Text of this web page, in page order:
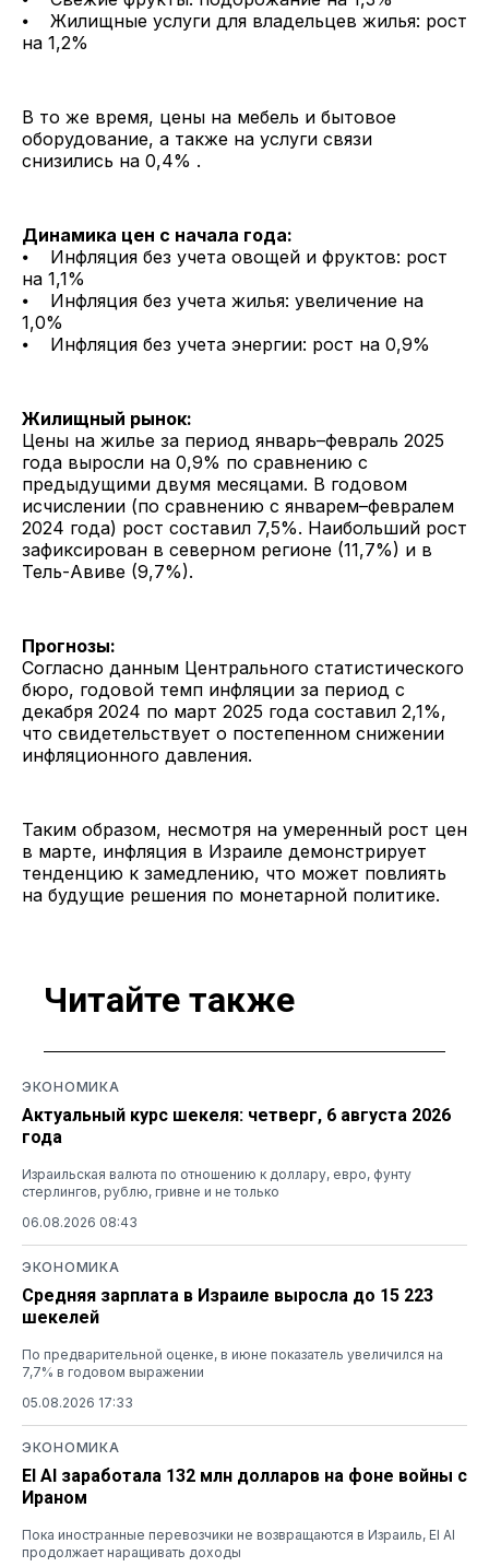
⦁ Жилищные услуги для владельцев жилья: рост
на 1,2%​
В то же время, цены на мебель и бытовое
оборудование, а также на услуги связи
снизились на 0,4% .​
Динамика цен с начала года:
⦁ Инфляция без учета овощей и фруктов: рост
на 1,1%
⦁ Инфляция без учета жилья: увеличение на
1,0%
⦁ Инфляция без учета энергии: рост на 0,9%​
Жилищный рынок:
Цены на жилье за период январь–февраль 2025
года выросли на 0,9% по сравнению с
предыдущими двумя месяцами. В годовом
исчислении (по сравнению с январем–февралем
2024 года) рост составил 7,5%. Наибольший рост
зафиксирован в северном регионе (11,7%) и в
Тель-Авиве (9,7%).
Прогнозы:
Согласно данным Центрального статистического
бюро, годовой темп инфляции за период с
декабря 2024 по март 2025 года составил 2,1%,
что свидетельствует о постепенном снижении
инфляционного давления.​
Таким образом, несмотря на умеренный рост цен
в марте, инфляция в Израиле демонстрирует
тенденцию к замедлению, что может повлиять
на будущие решения по монетарной политике.
Читайте также
ЭКОНОМИКА
Актуальный курс шекеля: четверг, 6 августа 2026
года
Израильская валюта по отношению к доллару, евро, фунту
стерлингов, рублю, гривне и не только
06.08.2026 08:43
ЭКОНОМИКА
Средняя зарплата в Израиле выросла до 15 223
шекелей
По предварительной оценке, в июне показатель увеличился на
7,7% в годовом выражении
05.08.2026 17:33
ЭКОНОМИКА
El Al заработала 132 млн долларов на фоне войны с
Ираном
Пока иностранные перевозчики не возвращаются в Израиль, El Al
продолжает наращивать доходы